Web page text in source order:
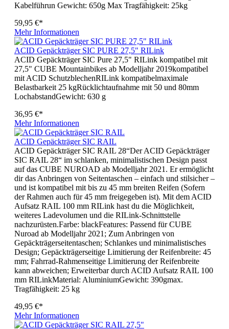
Kabelführun Gewicht: 650g Max Tragfähigkeit: 25kg
59,95 €*
Mehr Informationen
ACID Gepäckträger SIC PURE 27,5" RILink
ACID Gepäckträger SIC Pure 27,5" RILink kompatibel mit
27,5" CUBE Mountainbikes ab Modelljahr 2019kompatibel
mit ACID SchutzblechenRILink kompatibelmaximale
Belastbarkeit 25 kgRücklichtaufnahme mit 50 und 80mm
LochabstandGewicht: 630 g
36,95 €*
Mehr Informationen
ACID Gepäckträger SIC RAIL
ACID Gepäckträger SIC RAIL 28“Der ACID Gepäckträger
SIC RAIL 28“ im schlanken, minimalistischen Design passt
auf das CUBE NUROAD ab Modelljahr 2021. Er ermöglicht
dir das Anbringen von Seitentaschen – einfach und stilsicher –
und ist kompatibel mit bis zu 45 mm breiten Reifen (Sofern
der Rahmen auch für 45 mm freigegeben ist). Mit dem ACID
Aufsatz RAIL 100 mm RILink hast du die Möglichkeit,
weiteres Ladevolumen und die RILink-Schnittstelle
nachzurüsten.Farbe: blackFeatures: Passend für CUBE
Nuroad ab Modelljahr 2021; Zum Anbringen von
Gepäckträgerseitentaschen; Schlankes und minimalistisches
Design; Gepäckträgerseitige Limitierung der Reifenbreite: 45
mm; Fahrrad-Rahmenseitige Limitierung der Reifenbreite
kann abweichen; Erweiterbar durch ACID Aufsatz RAIL 100
mm RILinkMaterial: AluminiumGewicht: 390gmax.
Tragfähigkeit: 25 kg
49,95 €*
Mehr Informationen